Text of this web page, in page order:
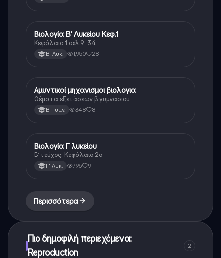
Βιολογία
Βιολογία Β’ Λυκείου Κεφ.1
Κεφάλαιο 1 σελ.9-34
Β' Λυκ. 1,950 28
Βιολογία
Αμυντικοί μηχανισμοι βιολογια
Θέματα εξετάσεων β γυμνασιου
Β' Γυμν. 348 8
Βιολογία (Θετ.)
Βιολογία Γ λυκείου
Β’ τεύχος: Κεφάλαιο 2ο
Γ' Λυκ. 795 9
Περισσότερα
Πιο δημοφιλή περιεχόμενα:
Reproduction
2